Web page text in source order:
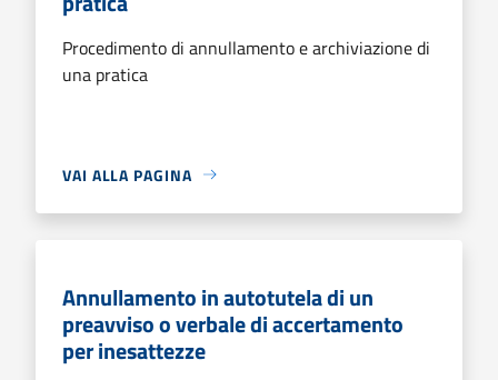
Procedimento di annullamento e archiviazione di
una pratica
VAI ALLA PAGINA
Annullamento in autotutela di un
preavviso o verbale di accertamento
per inesattezze